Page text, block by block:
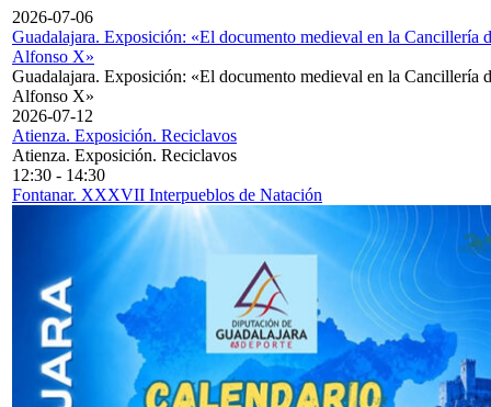
2026-07-06
Guadalajara. Exposición: «El documento medieval en la Cancillería
Alfonso X»
Guadalajara. Exposición: «El documento medieval en la Cancillería
Alfonso X»
2026-07-12
Atienza. Exposición. Reciclavos
Atienza. Exposición. Reciclavos
12:30 - 14:30
Fontanar. XXXVII Interpueblos de Natación